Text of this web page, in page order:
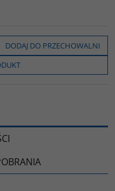
DODAJ DO PRZECHOWALNI